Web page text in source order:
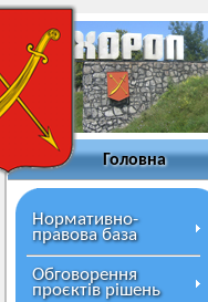
Головна
Нормативно-
правова база
Обговорення
проєктів рішень